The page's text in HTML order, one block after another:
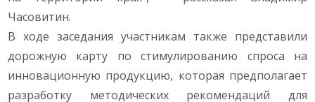
Часовитин.
В ходе заседания участникам также представили
дорожную карту по стимулированию спроса на
инновационную продукцию, которая предполагает
разработку методических рекомендаций для